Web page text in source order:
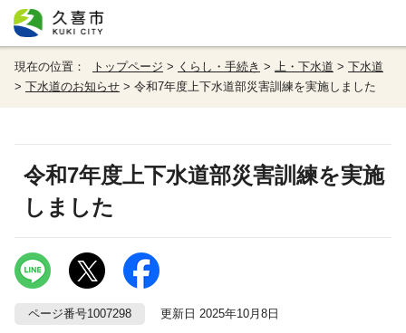
現在の位置： トップページ > くらし・手続き > 上・下水道 > 下水道
> 下水道のお知らせ > 令和7年度上下水道部災害訓練を実施しました
令和7年度上下水道部災害訓練を実施
しました
ページ番号1007298 更新日 2025年10月8日